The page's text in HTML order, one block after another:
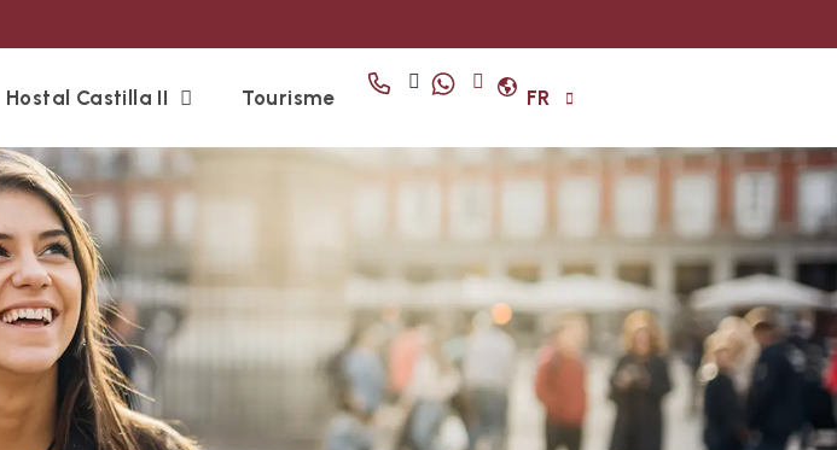
Hostal Castilla II Tourisme FR